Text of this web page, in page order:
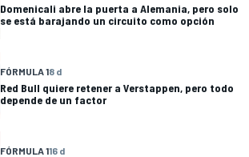
Domenicali abre la puerta a Alemania, pero solo
se está barajando un circuito como opción
FÓRMULA 18 d
Red Bull quiere retener a Verstappen, pero todo
depende de un factor
FÓRMULA 116 d